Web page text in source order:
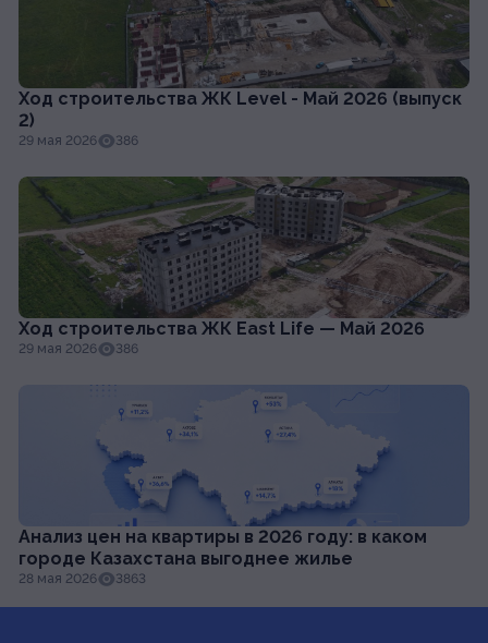
Ход строительства ЖК Level - Май 2026 (выпуск
2)
29 мая 2026 386
Ход строительства ЖК East Life — Май 2026
29 мая 2026 386
Анализ цен на квартиры в 2026 году: в каком
городе Казахстана выгоднее жилье
28 мая 2026 3863